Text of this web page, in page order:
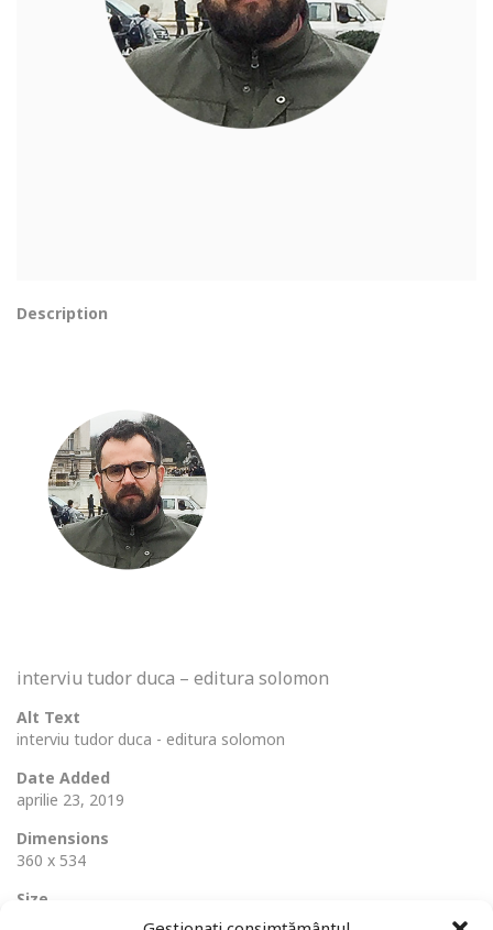
Description
interviu tudor duca – editura solomon
Alt Text
interviu tudor duca - editura solomon
Date Added
aprilie 23, 2019
Dimensions
360 x 534
Size